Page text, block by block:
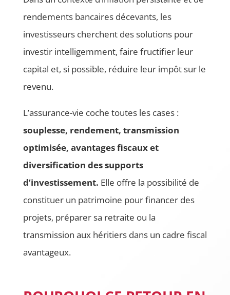
rendements bancaires décevants, les
investisseurs cherchent des solutions pour
investir intelligemment, faire fructifier leur
capital et, si possible, réduire leur impôt sur le
revenu.
L’assurance-vie coche toutes les cases :
souplesse, rendement, transmission
optimisée, avantages fiscaux et
diversification des supports
d’investissement. Elle offre la possibilité de
constituer un patrimoine pour financer des
projets, préparer sa retraite ou la
transmission aux héritiers dans un cadre fiscal
avantageux.